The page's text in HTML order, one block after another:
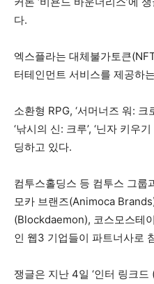
다.
엑스플라는 대체불가토큰
터테인먼트 서비스를 제공하
소환형 RPG, ‘서머너즈 워: 크
‘낚시의 신: 크루’, ‘닌자 키우
딩하고 있다.
컴투스홀딩스 등 컴투스 그룹
모카 브랜즈(Animoca
(Blockdaemon), 코스모스테
인 웹3 기업들이 파트너사로
쟁글은 지난 4일 ‘인터 링크